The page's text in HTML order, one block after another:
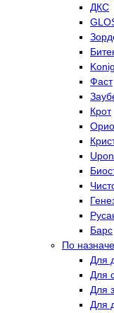
ДКС
Konig
Фаст
Крот
Барс
По
Для
Для
Для
Для